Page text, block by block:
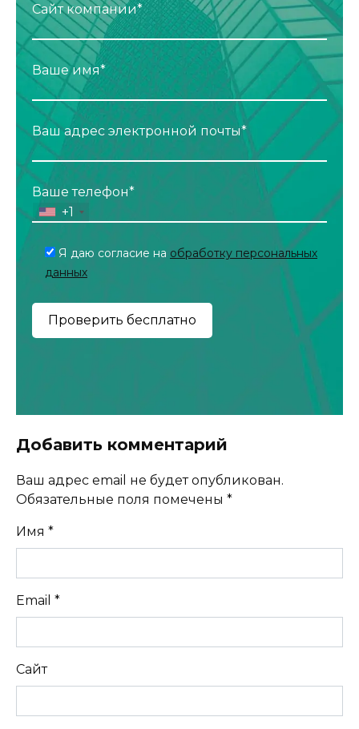
Сайт компании*
Ваше имя*
Ваш адрес электронной почты*
Ваше телефон*
+1
Я даю согласие на обработку персональных
данных
Добавить комментарий
Ваш адрес email не будет опубликован.
Обязательные поля помечены *
Имя *
Email *
Сайт